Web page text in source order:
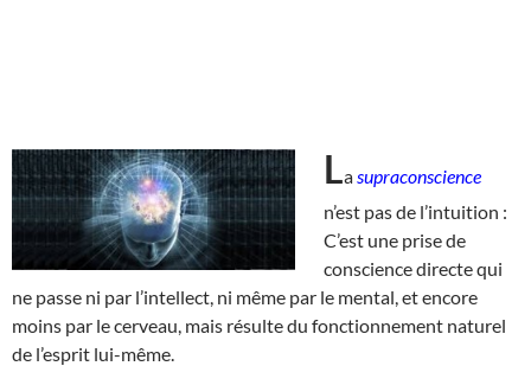
La supraconscience
n’est pas de l’intuition :
C’est une prise de
conscience directe qui
ne passe ni par l’intellect, ni même par le mental, et encore
moins par le cerveau, mais résulte du fonctionnement naturel
de l’esprit lui-même.